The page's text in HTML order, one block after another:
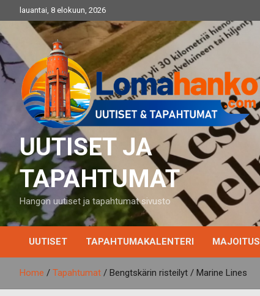
to
content
lauantai, 8 elokuun, 2026
UUTISET JA
TAPAHTUMAT
Hangon uutiset ja tapahtumat sivusto
UUTISET TAPAHTUMAKALENTERI MAJOITUS
Home Tapahtumat Bengtskärin risteilyt / Marine Lines